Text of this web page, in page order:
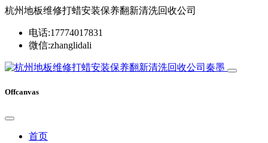
杭州地板维修打蜡安装保养翻新清洗回收公司
电话:17774017831
微信:zhanglidali
Offcanvas
首页